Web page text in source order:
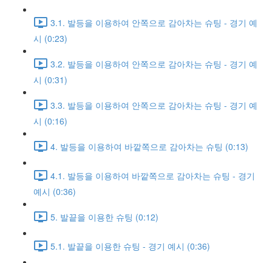
3.1. 발등을 이용하여 안쪽으로 감아차는 슈팅 - 경기 예
시 (0:23)
3.2. 발등을 이용하여 안쪽으로 감아차는 슈팅 - 경기 예
시 (0:31)
3.3. 발등을 이용하여 안쪽으로 감아차는 슈팅 - 경기 예
시 (0:16)
4. 발등을 이용하여 바깥쪽으로 감아차는 슈팅 (0:13)
4.1. 발등을 이용하여 바깥쪽으로 감아차는 슈팅 - 경기
예시 (0:36)
5. 발끝을 이용한 슈팅 (0:12)
5.1. 발끝을 이용한 슈팅 - 경기 예시 (0:36)